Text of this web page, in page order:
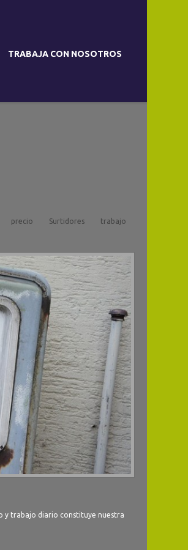
TRABAJA CON NOSOTROS
precio Surtidores trabajo
y trabajo diario constituye nuestra